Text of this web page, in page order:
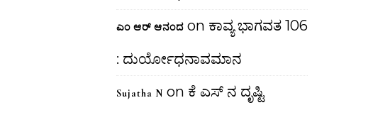
ಎಂ ಆರ್ ಆನಂದ on ಕಾವ್ಯ ಭಾಗವತ 106
: ದುರ್ಯೋಧನಾವಮಾನ
Sujatha N on ಕೆ ಎಸ್ ನ ದೃಷ್ಟಿ